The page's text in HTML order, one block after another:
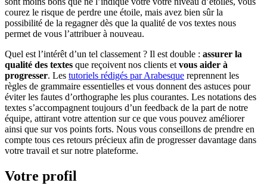
courez le risque de perdre une étoile, mais avez bien sûr la
possibilité de la regagner dès que la qualité de vos textes nous
permet de vous l’attribuer à nouveau.
Quel est l’intérêt d’un tel classement ? Il est double : assurer la
qualité des textes que reçoivent nos clients et vous aider à
progresser. Les tutoriels rédigés par Arabesque reprennent les
règles de grammaire essentielles et vous donnent des astuces pour
éviter les fautes d’orthographe les plus courantes. Les notations des
textes s’accompagnent toujours d’un feedback de la part de notre
équipe, attirant votre attention sur ce que vous pouvez améliorer
ainsi que sur vos points forts. Nous vous conseillons de prendre en
compte tous ces retours précieux afin de progresser davantage dans
votre travail et sur notre plateforme.
Votre profil